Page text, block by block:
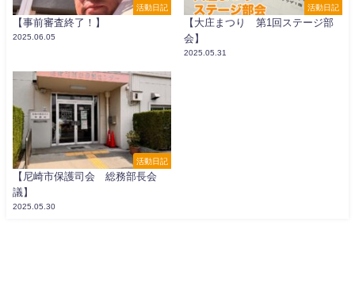
活動日記
【事前審査終了！】
2025.06.05
活動日記
【大庄まつり 第1回ステージ部
会】
2025.05.31
活動日記
【尼崎市保護司会 総務部長会
議】
2025.05.30